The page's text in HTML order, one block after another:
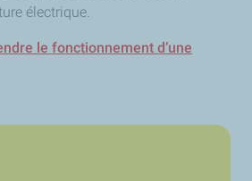
électrique.
le fonctionnement d’une